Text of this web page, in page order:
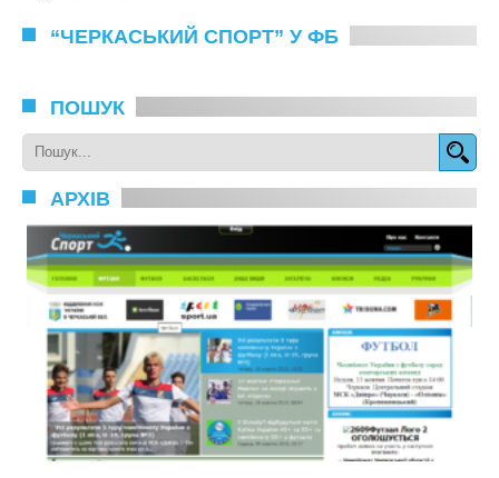
“ЧЕРКАСЬКИЙ СПОРТ” У ФБ
ПОШУК
АРХІВ